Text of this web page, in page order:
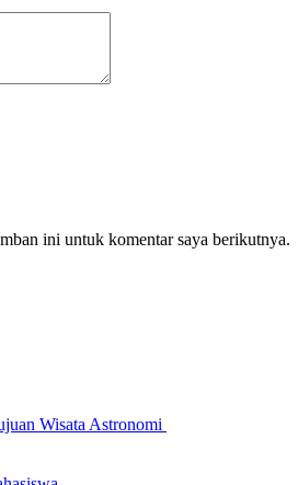
ini untuk komentar saya berikutnya.
Wisata Astronomi